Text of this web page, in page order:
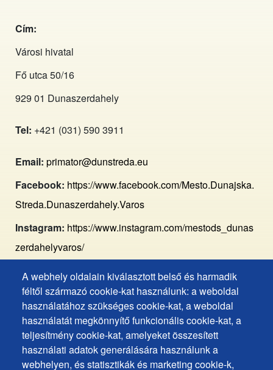
A webhely oldalain kiválasztott belső és harmadik
féltől származó cookie-kat használunk: a weboldal
használatához szükséges cookie-kat, a weboldal
használatát megkönnyítő funkcionális cookie-kat, a
teljesítmény cookie-kat, amelyeket összesített
használati adatok generálására használunk a
webhelyen, és statisztikák és marketing cookie-k,
Cím:
Városi hivatal
Fő utca 50/16
929 01 Dunaszerdahely
Tel: +421 (031) 590 3911
Email: primator@dunstreda.eu
Facebook: https://www.facebook.com/Mesto.Dunajska.
Streda.Dunaszerdahely.Varos
Instagram: https://www.instagram.com/mestods_dunas
zerdahelyvaros/
Footer
Cookies
+
ochrana
Hozzáférhetőségi nyilatkozat
Gyakran ismételt kérdések
Személyes adatok védelme
Sütik használata
Sütik beállítások